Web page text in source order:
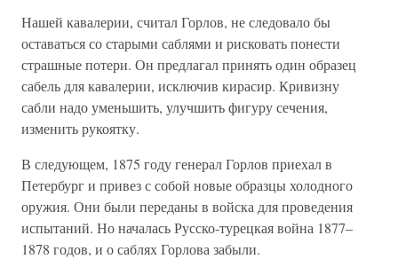
Нашей кавалерии, считал Горлов, не следовало бы
оставаться со старыми саблями и рисковать понести
страшные потери. Он предлагал принять один образец
сабель для кавалерии, исключив кирасир. Кривизну
сабли надо уменьшить, улучшить фигуру сечения,
изменить рукоятку.
В следующем, 1875 году генерал Горлов приехал в
Петербург и привез с собой новые образцы холодного
оружия. Они были переданы в войска для проведения
испытаний. Но началась Русско-турецкая война 1877–
1878 годов, и о саблях Горлова забыли.